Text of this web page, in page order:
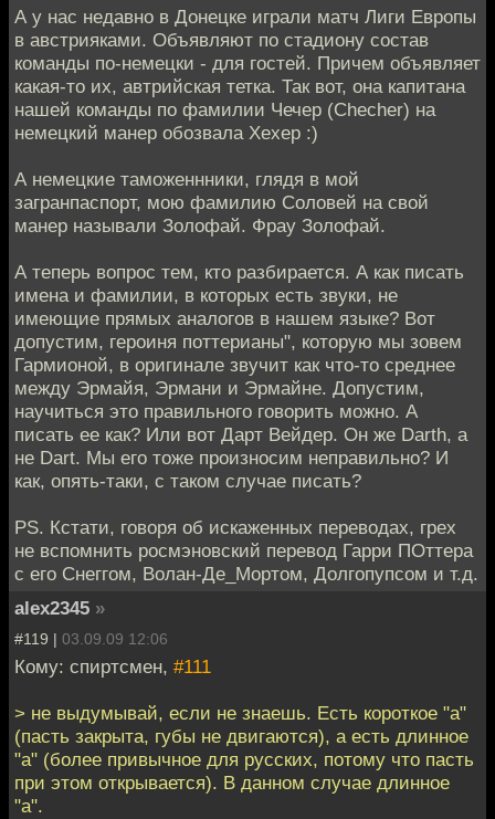
А у нас недавно в Донецке играли матч Лиги Европы
в австрияками. Объявляют по стадиону состав
команды по-немецки - для гостей. Причем объявляет
какая-то их, автрийская тетка. Так вот, она капитана
нашей команды по фамилии Чечер (Checher) на
немецкий манер обозвала Хехер :)
А немецкие таможеннники, глядя в мой
загранпаспорт, мою фамилию Соловей на свой
манер называли Золофай. Фрау Золофай.
А теперь вопрос тем, кто разбирается. А как писать
имена и фамилии, в которых есть звуки, не
имеющие прямых аналогов в нашем языке? Вот
допустим, героиня поттерианы", которую мы зовем
Гармионой, в оригинале звучит как что-то среднее
между Эрмайя, Эрмани и Эрмайне. Допустим,
научиться это правильного говорить можно. А
писать ее как? Или вот Дарт Вейдер. Он же Darth, а
не Dаrt. Мы его тоже произносим неправильно? И
как, опять-таки, с таком случае писать?
PS. Кстати, говоря об искаженных переводах, грех
не вспомнить росмэновский перевод Гарри ПОттера
с его Снеггом, Волан-Де_Мортом, Долгопупсом и т.д.
alex2345 »
#119 | 03.09.09 12:06
Кому: спиртсмен, #111
> не выдумывай, если не знаешь. Есть короткое "а"
(пасть закрыта, губы не двигаются), а есть длинное
"а" (более привычное для русских, потому что пасть
при этом открывается). В данном случае длинное
"а".